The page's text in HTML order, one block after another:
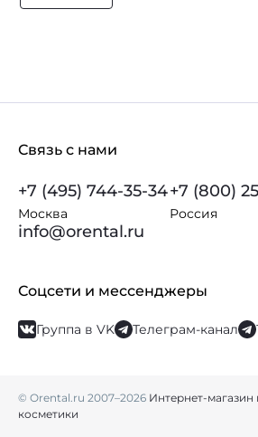
Связь с нами
+7 (495) 744-35-34
Москва
+7 (800)
Россия
info@orental.ru
Соцсети и мессенджеры
Группа в VK Телеграм-канал
© Orental.ru 2007–2026 Интернет-
косметики